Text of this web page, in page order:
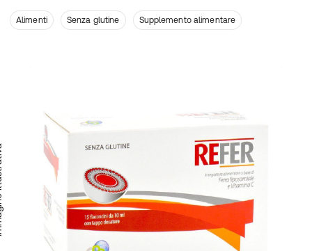
Alimenti Senza glutine Supplemento alimentare